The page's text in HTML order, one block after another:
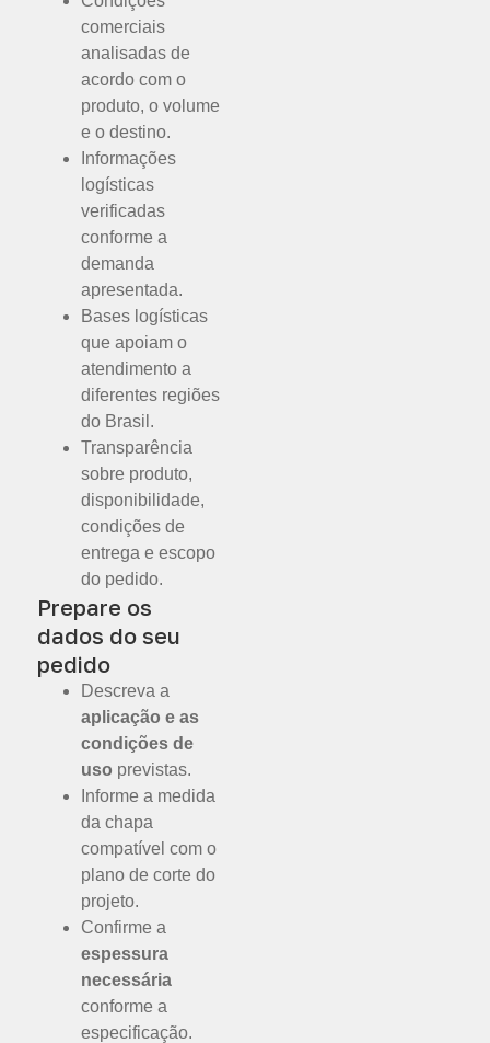
comerciais
analisadas de
acordo com o
produto, o volume
e o destino.
Informações
logísticas
verificadas
conforme a
demanda
apresentada.
Bases logísticas
que apoiam o
atendimento a
diferentes regiões
do Brasil.
Transparência
sobre produto,
disponibilidade,
condições de
entrega e escopo
do pedido.
Prepare os
dados do seu
pedido
Descreva a
aplicação e as
condições de
uso previstas.
Informe a medida
da chapa
compatível com o
plano de corte do
projeto.
Confirme a
espessura
necessária
conforme a
especificação.